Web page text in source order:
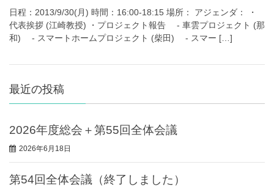
日程：2013/9/30(月) 時間：16:00-18:15 場所： アジェンダ： ・
代表挨拶 (江崎教授) ・プロジェクト報告 - 車雲プロジェクト (那
和) - スマートホームプロジェクト (柴田) - スマー […]
最近の投稿
2026年度総会＋第55回全体会議
2026年6月18日
第54回全体会議（終了しました）